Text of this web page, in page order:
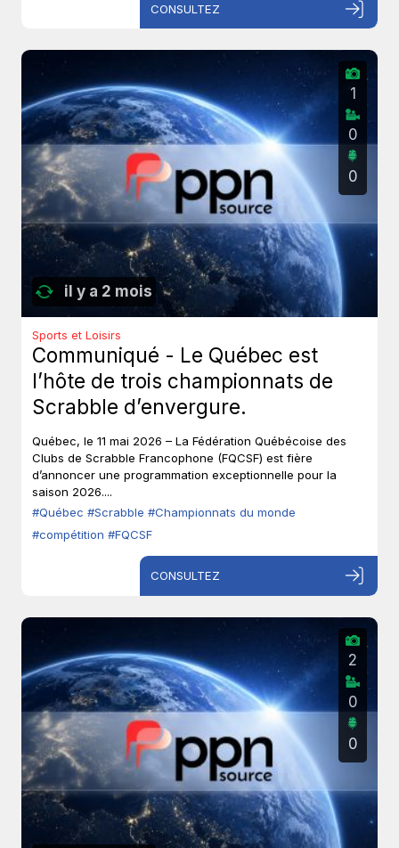
CONSULTEZ
il y a 2 mois
1
0
0
Sports et Loisirs
Communiqué - Le Québec est
l’hôte de trois championnats de
Scrabble d’envergure.
Québec, le 11 mai 2026 – La Fédération Québécoise des
Clubs de Scrabble Francophone (FQCSF) est fière
d’annoncer une programmation exceptionnelle pour la
saison 2026....
#Québec #Scrabble #Championnats du monde
#compétition #FQCSF
CONSULTEZ
2
0
0